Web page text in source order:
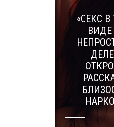
«СЕКС